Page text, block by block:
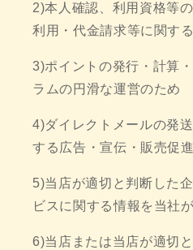
2)本人確認、利用資格等
利用・代金請求等に関す
3)ポイントの発行・計算
ラムの円滑な運営のため
4)ダイレクトメールの発
する広告・宣伝・販売促
5)当店が適切と判断した
ビスに関する情報を当社
6)当店または当店が適切